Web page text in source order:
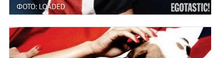
ФОТО: LOADED